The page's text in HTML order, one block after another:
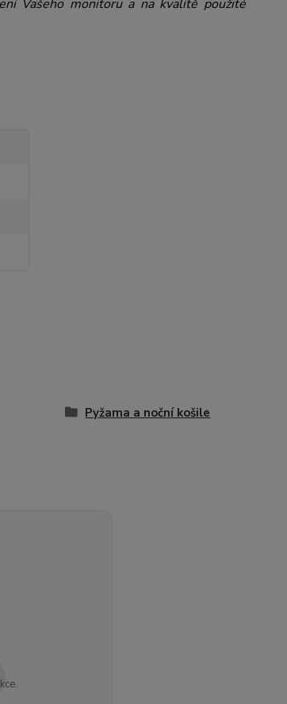
Vašeho monitoru a na kvalitě použité
Pyžama a noční košile